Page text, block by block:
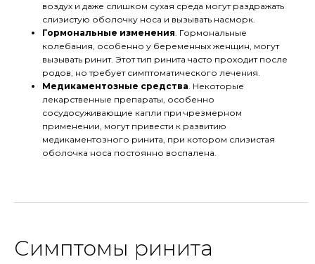
воздух и даже слишком сухая среда могут раздражать
слизистую оболочку носа и вызывать насморк.
Гормональные изменения. Гормональные
колебания, особенно у беременных женщин, могут
вызывать ринит. Этот тип ринита часто проходит после
родов, но требует симптоматического лечения.
Медикаментозные средства. Некоторые
лекарственные препараты, особенно
сосудосуживающие капли при чрезмерном
применении, могут привести к развитию
медикаментозного ринита, при котором слизистая
оболочка носа постоянно воспалена.
Симптомы ринита